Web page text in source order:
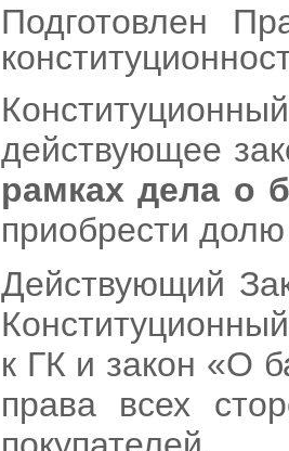
Подготовлен
действующее
рамках дела о
приобрести
Действующий
к ГК и закон «О
права всех